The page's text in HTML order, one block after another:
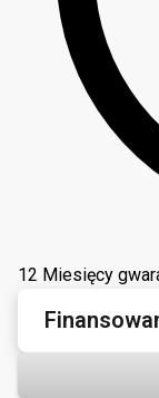
12 Miesięcy